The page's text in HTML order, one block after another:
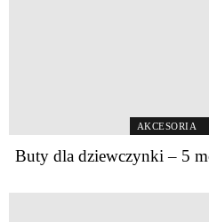
AKCESORIA
Buty dla dziewczynki – 5